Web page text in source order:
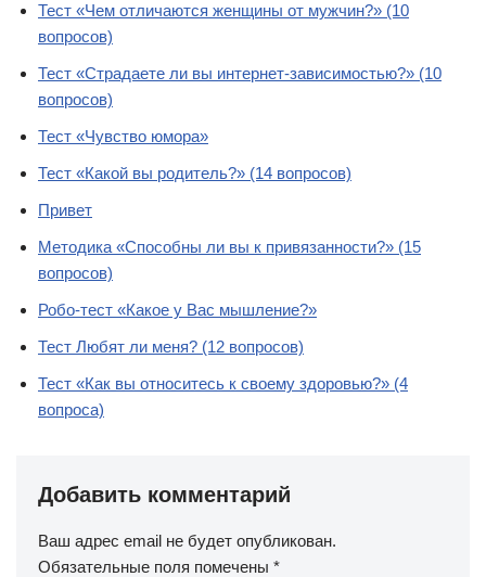
Тест «Чем отличаются женщины от мужчин?» (10
вопросов)
Тест «Страдаете ли вы интернет-зависимостью?» (10
вопросов)
Тест «Чувство юмора»
Тест «Какой вы родитель?» (14 вопросов)
Привет
Методика «Способны ли вы к привязанности?» (15
вопросов)
Робо-тест «Какое у Вас мышление?»
Тест Любят ли меня? (12 вопросов)
Тест «Как вы относитесь к своему здоровью?» (4
вопроса)
Добавить комментарий
Ваш адрес email не будет опубликован.
Обязательные поля помечены *